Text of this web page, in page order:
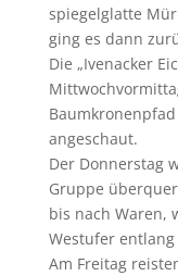
spiegelglatte
ging es dann
Die „Ivenacker
angeschaut.
Der Donnerstag
Gruppe
bis nach Waren,
Westufer
Am Freitag